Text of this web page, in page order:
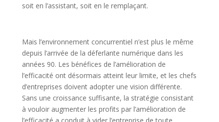
soit en l’assistant, soit en le remplaçant.
Mais l’environnement concurrentiel n’est plus le même
depuis l’arrivée de la déferlante numérique dans les
années 90. Les bénéfices de l’amélioration de
l’efficacité ont désormais atteint leur limite, et les chefs
d’entreprises doivent adopter une vision différente.
Sans une croissance suffisante, la stratégie consistant
à vouloir augmenter les profits par l’amélioration de